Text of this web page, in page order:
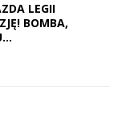
LEGII
BOMBA,